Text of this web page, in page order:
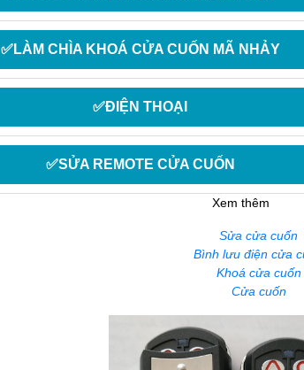
✅LÀM CHÌA KHOÁ CỬA CUỐN MÃ NHẢY
✅ĐIỆN THOẠI
✅SỬA REMOTE CỬA CUỐN
Xem thêm
Sửa cửa cuốn
Bình lưu điện cửa
Khoá cửa cuốn
Cửa cuốn